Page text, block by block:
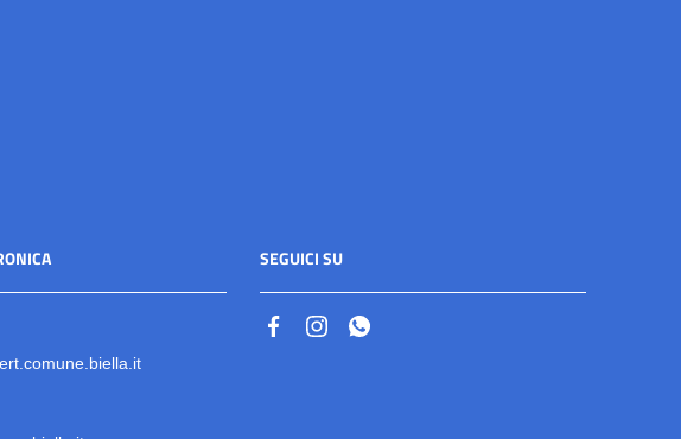
SEGUICI SU